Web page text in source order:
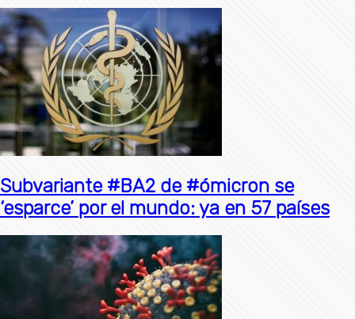
Subvariante #BA2 de #ómicron se
‘esparce’ por el mundo: ya en 57 países